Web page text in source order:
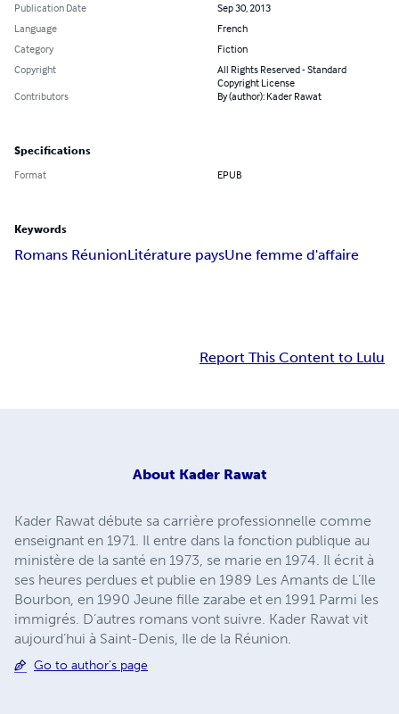
Publication Date
Sep 30, 2013
Language
French
Category
Fiction
Copyright
All Rights Reserved - Standard
Copyright License
Contributors
By (author): Kader Rawat
Specifications
Format EPUB
Keywords
Romans RéunionLitérature paysUne femme d'affaire
Report This Content to Lulu
About Kader Rawat
Kader Rawat débute sa carrière professionnelle comme
enseignant en 1971. Il entre dans la fonction publique au
ministère de la santé en 1973, se marie en 1974. Il écrit à
ses heures perdues et publie en 1989 Les Amants de L’Ile
Bourbon, en 1990 Jeune fille zarabe et en 1991 Parmi les
immigrés. D’autres romans vont suivre. Kader Rawat vit
aujourd’hui à Saint-Denis, Ile de la Réunion.
Go to author's page